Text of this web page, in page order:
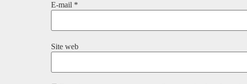
E-mail *
Site web